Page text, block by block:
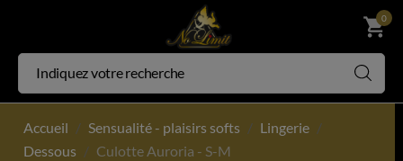
shopping_cart
0
Accueil Sensualité - plaisirs softs
Lingerie
Dessous
Culotte Auroria - S-M